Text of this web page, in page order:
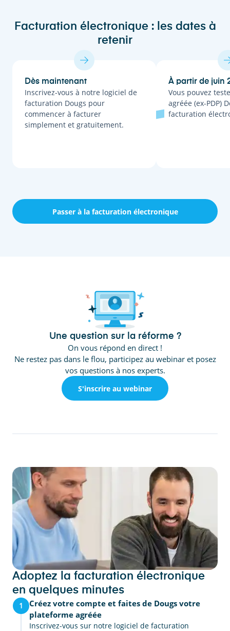
Facturation électronique : les dates à
retenir
Dès maintenant
Inscrivez-vous à notre logiciel de
facturation Dougs pour
commencer à facturer
simplement et gratuitement.
À partir de juin
Vous pouvez
agréée (ex-PDP)
facturation
Passer à la facturation électronique
Une question sur la réforme ?
On vous répond en direct !
Ne restez pas dans le flou, participez au webinar et posez
vos questions à nos experts.
S'inscrire au webinar
Adoptez la facturation électronique
en quelques minutes
1
Créez votre compte et faites de Dougs votre
plateforme agréée
Inscrivez-vous sur notre logiciel de facturation